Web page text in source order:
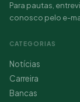
Para pautas,
conosco pelo e-
CATEGORIAS
Notícias
Carreira
Bancas